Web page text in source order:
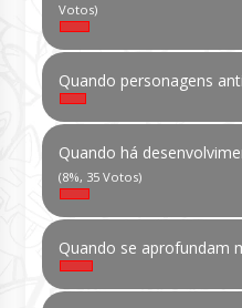
Votos)
Quando personagens
Quando há
(8%, 35 Votos)
Quando se aprofundam